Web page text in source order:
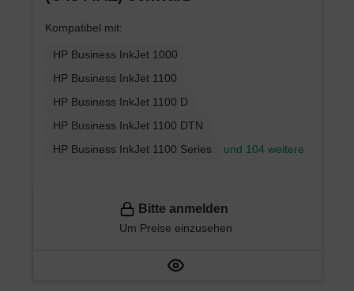
Kompatibel mit:
HP Business InkJet 1000
HP Business InkJet 1100
HP Business InkJet 1100 D
HP Business InkJet 1100 DTN
HP Business InkJet 1100 Series
und 104 weitere
Bitte anmelden
Um Preise einzusehen